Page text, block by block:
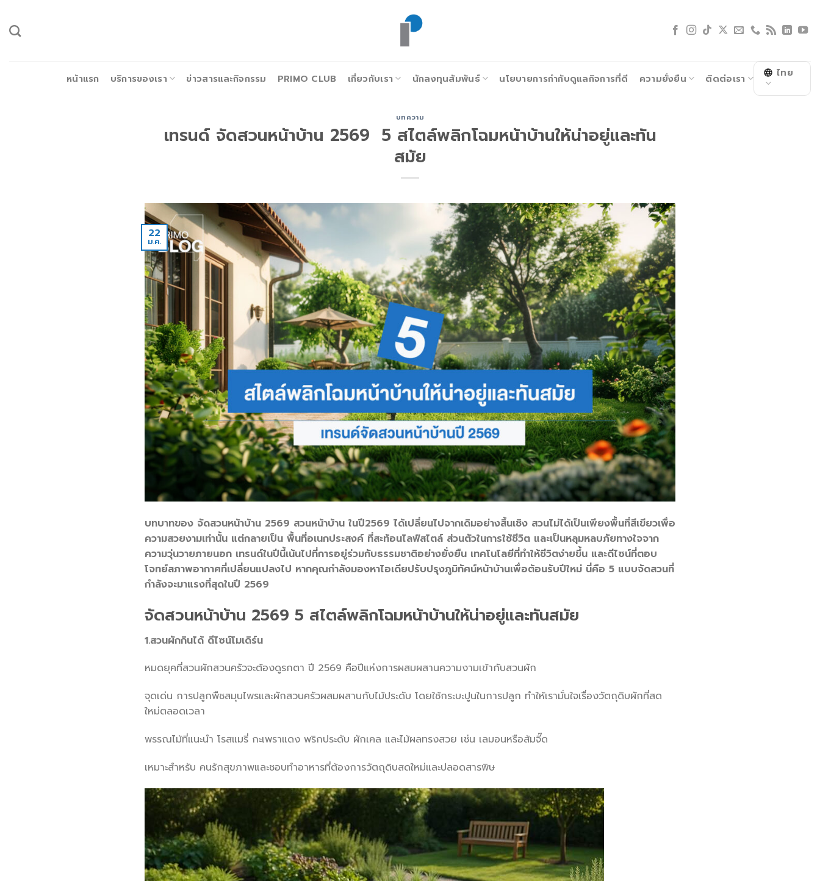
ยัง
หน้าแรก บริการของเรา ข่าวสารและกิจกรรม PRIMO CLUB เกี่ยวกับเรา นักลงทุนสัมพันธ์ นโยบายการกำกับดูแลกิจการที่ดี ความยั่งยืน ติดต่อเรา ไทย
บทความ
เทรนด์ จัดสวนหน้าบ้าน 2569 5 สไตล์พลิกโฉมหน้าบ้านให้น่าอยู่และทัน
สมัย
22
ม.ค.
บทบาทของ จัดสวนหน้าบ้าน 2569 สวนหน้าบ้าน ในปี2569 ได้เปลี่ยนไปจากเดิมอย่างสิ้นเชิง สวนไม่ได้เป็นเพียงพื้นที่สีเขียวเพื่อ
ความสวยงามเท่านั้น แต่กลายเป็น พื้นที่อเนกประสงค์ ที่สะท้อนไลฟ์สไตล์ ส่วนตัวในการใช้ชีวิต และเป็นหลุมหลบภัยทางใจจาก
ความวุ่นวายภายนอก เทรนด์ในปีนี้เน้นไปที่การอยู่ร่วมกับธรรมชาติอย่างยั่งยืน เทคโนโลยีที่ทำให้ชีวิตง่ายขึ้น และดีไซน์ที่ตอบ
โจทย์สภาพอากาศที่เปลี่ยนแปลงไป หากคุณกำลังมองหาไอเดียปรับปรุงภูมิทัศน์หน้าบ้านเพื่อต้อนรับปีใหม่ นี่คือ 5 แบบจัดสวนที่
กำลังจะมาแรงที่สุดในปี 2569
จัดสวนหน้าบ้าน 2569 5 สไตล์พลิกโฉมหน้าบ้านให้น่าอยู่และทันสมัย
1.สวนผักกินได้ ดีไซน์โมเดิร์น
หมดยุคที่สวนผักสวนครัวจะต้องดูรกตา ปี 2569 คือปีแห่งการผสมผสานความงามเข้ากับสวนผัก
จุดเด่น การปลูกพืชสมุนไพรและผักสวนครัวผสมผสานกับไม้ประดับ โดยใช้กระบะปูนในการปลูก ทำให้เรามั่นใจเรื่องวัตถุดิบผักที่สด
ใหม่ตลอดเวลา
พรรณไม้ที่แนะนำ โรสแมรี่ กะเพราแดง พริกประดับ ผักเคล และไม้ผลทรงสวย เช่น เลมอนหรือส้มจี๊ด
เหมาะสำหรับ คนรักสุขภาพและชอบทำอาหารที่ต้องการวัตถุดิบสดใหม่และปลอดสารพิษ